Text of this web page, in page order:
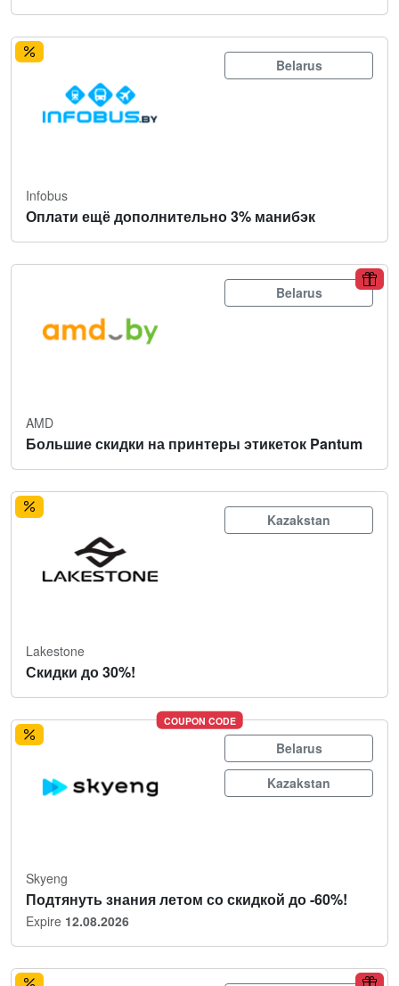
Belarus
Infobus
Оплати ещё дополнительно 3% манибэк
Belarus
AMD
Большие скидки на принтеры этикеток Pantum
Kazakstan
Lakestone
Скидки до 30%!
COUPON CODE
Belarus
Kazakstan
Skyeng
Подтянуть знания летом со скидкой до -60%!
Expire 12.08.2026